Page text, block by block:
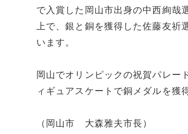
で入賞した岡山市出身の中西絢哉
上で、銀と銅を獲得した佐藤友祈
います。
岡山でオリンピックの祝賀パレー
ィギュアスケートで銅メダルを獲
（岡山市 大森雅夫市長）